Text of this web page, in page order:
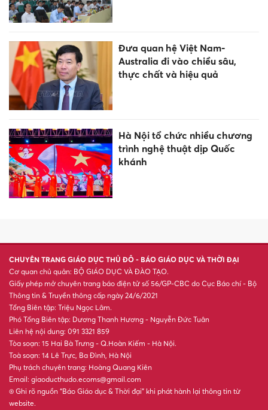
Đưa quan hệ Việt Nam-
Australia đi vào chiều sâu,
thực chất và hiệu quả
Hà Nội tổ chức nhiều chương
trình nghệ thuật dịp Quốc
khánh
CHUYÊN TRANG GIÁO DỤC THỦ ĐÔ - BÁO GIÁO DỤC VÀ THỜI ĐẠI
Cơ quan chủ quản: BỘ GIÁO DỤC VÀ ĐÀO TẠO.
Giấy phép mở chuyên trang báo điện tử số 56/GP-CBC do Cục Báo chí - Bộ
Thông tin & Truyền thông cấp ngày 24/6/2021
Tổng Biên tập: Triệu Ngọc Lâm.
Phó Tổng Biên tập: Dương Thanh Hương - Nguyễn Đức Tuân
Liên hệ nội dung: 091 3321 859
Tòa soạn: 15 Hai Bà Trưng - Q.Hoàn Kiếm - Hà Nội.
Toà soạn: 14 Lê Trực, Ba Đình, Hà Nội
Phụ trách chuyên trang: Hoàng Quang Kiên
Email: giaoducthudo.ecoms@gmail.com
® Ghi rõ nguồn “Báo Giáo dục & Thời đại” khi phát hành lại thông tin từ
website.